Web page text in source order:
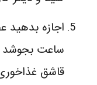
ساعت بجوشد
قاشق